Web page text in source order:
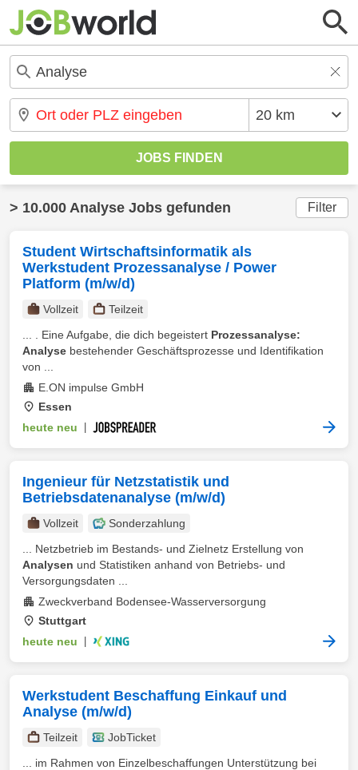
> 10.000 Analyse Jobs gefunden Filter
Student Wirtschaftsinformatik als
Werkstudent Prozessanalyse / Power
Platform (m/w/d)
Vollzeit
Teilzeit
... . Eine Aufgabe, die dich begeistert Prozessanalyse:
Analyse bestehender Geschäftsprozesse und Identifikation
von ...
E.ON impulse GmbH
Essen
heute neu
Ingenieur für Netzstatistik und
Betriebsdatenanalyse (m/w/d)
Vollzeit
Sonderzahlung
... Netzbetrieb im Bestands- und Zielnetz Erstellung von
Analysen und Statistiken anhand von Betriebs- und
Versorgungsdaten ...
Zweckverband Bodensee-Wasserversorgung
Stuttgart
heute neu
Werkstudent Beschaffung Einkauf und
Analyse (m/w/d)
Teilzeit
JobTicket
... im Rahmen von Einzelbeschaffungen Unterstützung bei